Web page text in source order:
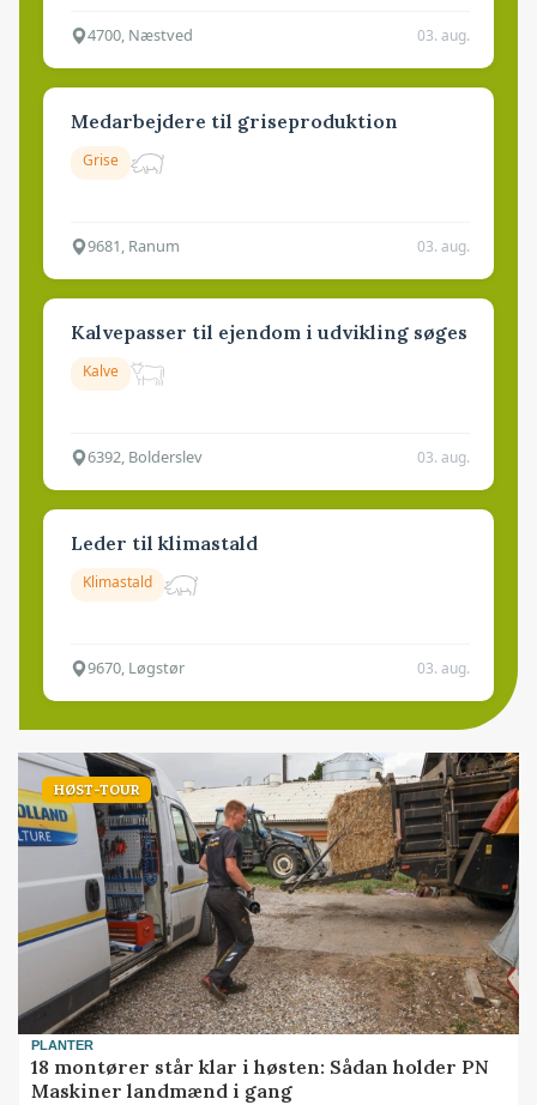
4700, Næstved 03. aug.
Medarbejdere til griseproduktion
Grise
9681, Ranum 03. aug.
Kalvepasser til ejendom i udvikling søges
Kalve
6392, Bolderslev 03. aug.
Leder til klimastald
Klimastald
9670, Løgstør 03. aug.
HØST-TOUR
PLANTER
18 montører står klar i høsten: Sådan holder PN
Maskiner landmænd i gang